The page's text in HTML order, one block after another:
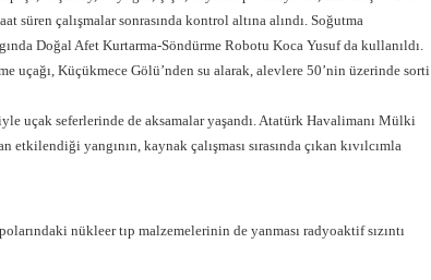
süren çalışmalar sonrasında kontrol altına alındı. Soğutma
Doğal Afet Kurtarma-Söndürme Robotu Koca Yusuf da kullanıldı.
uçağı, Küçükmece Gölü’nden su alarak, alevlere 50’nin üzerinde sorti
uçak seferlerinde de aksamalar yaşandı. Atatürk Havalimanı Mülki
yangının, kaynak çalışması sırasında çıkan kıvılcımla
nükleer tıp malzemelerinin de yanması radyoaktif sızıntı